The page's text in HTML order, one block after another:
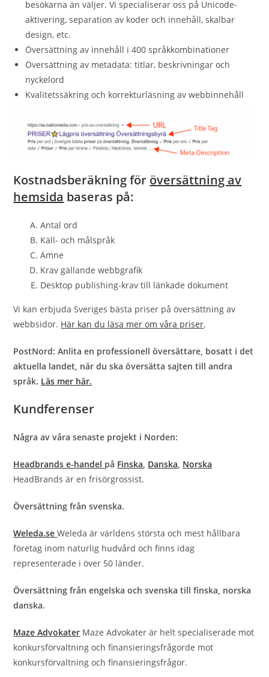
besökarna än väljer. Vi specialiserar oss på Unicode-
aktivering, separation av koder och innehåll, skalbar
design, etc.
Översättning av innehåll i 400 språkkombinationer
Översättning av metadata: titlar, beskrivningar och
nyckelord
Kvalitetssäkring och korrekturläsning av webbinnehåll
Kostnadsberäkning för översättning av
hemsida baseras på:
Antal ord
Käll- och målspråk
Ämne
Krav gällande webbgrafik
Desktop publishing-krav till länkade dokument
Vi kan erbjuda Sveriges bästa priser på översättning av
webbsidor. Här kan du läsa mer om våra priser.
PostNord: Anlita en professionell översättare, bosatt i det
aktuella landet, när du ska översätta sajten till andra
språk. Läs mer här.
Kundferenser
Några av våra senaste projekt i Norden:
Headbrands e-handel på Finska Danska Norska
HeadBrands är en frisörgrossist.
Översättning från svenska.
Weleda.se Weleda är världens största och mest hållbara
företag inom naturlig hudvård och finns idag
representerade i över 50 länder.
Översättning från engelska och svenska till finska, norska
danska.
Maze Advokater Maze Advokater är helt specialiserade mot
konkursförvaltning och finansieringsfrågorde mot
konkursförvaltning och finansieringsfrågor.